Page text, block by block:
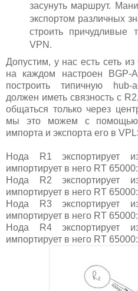
засунуть маршрут.
экспортом различных
строить
VPN.
Допустим, у нас есть сеть
на каждом настроен
построить типичную hub-
должен иметь связность с
общаться только через
мы это можем с помощью
импорта и экспорта его в
Нода R1 экспортирует
импортирует в него RT
Нода R2 экспортирует
импортирует в него RT
Нода R3 экспортирует
импортирует в него RT
Нода R4 экспортирует
импортирует в него RT